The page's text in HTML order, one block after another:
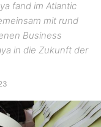
fand im Atlantic
mit rund
Business
in die Zukunft der